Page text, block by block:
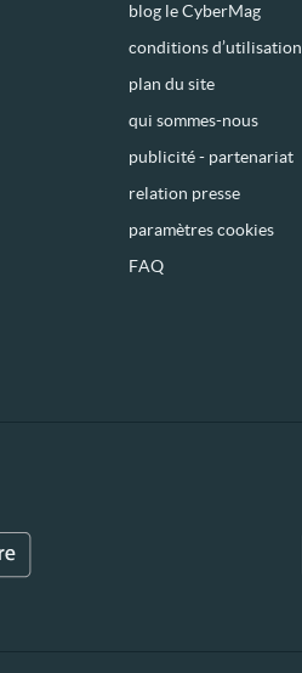
blog le CyberMag
conditions d’utilisation
plan du site
qui sommes-nous
publicité - partenariat
relation presse
paramètres cookies
FAQ